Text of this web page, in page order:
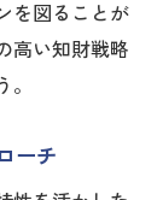
を図ることが
高い知財戦略
ーチ